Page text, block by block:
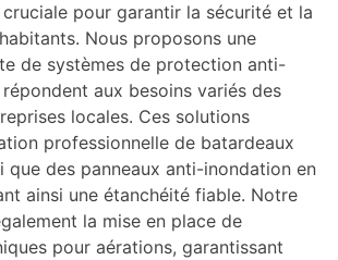
pour garantir la sécurité et la
Nous proposons une
de systèmes de protection anti-
aux besoins variés des
locales. Ces solutions
professionnelle de batardeaux
que des panneaux anti-inondation en
ainsi une étanchéité fiable. Notre
la mise en place de
pour aérations, garantissant